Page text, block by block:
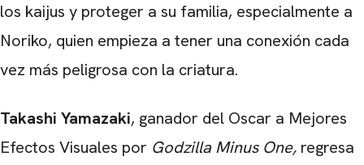
los kaijus y proteger a su familia, especialmente a
Noriko, quien empieza a tener una conexión cada
vez más peligrosa con la criatura.
Takashi Yamazaki, ganador del Oscar a Mejores
Efectos Visuales por Godzilla Minus One, regresa